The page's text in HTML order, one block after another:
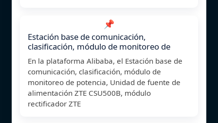
📌
Estación base de comunicación,
clasificación, módulo de monitoreo de
En la plataforma Alibaba, el Estación base de
comunicación, clasificación, módulo de
monitoreo de potencia, Unidad de fuente de
alimentación ZTE CSU500B, módulo
rectificador ZTE